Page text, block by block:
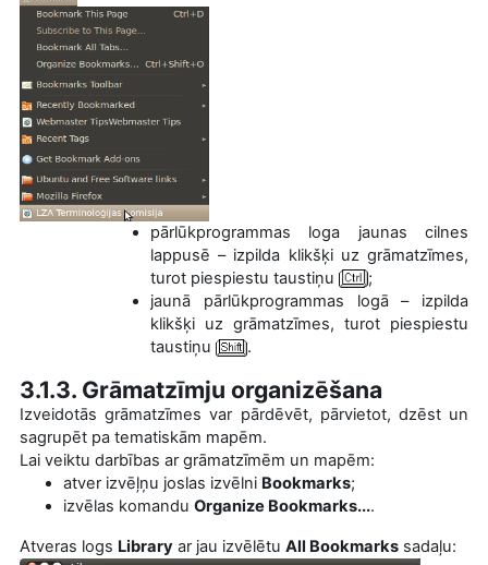
pārlūkprogrammas loga jaunas cilnes
lappusē – izpilda klikšķi uz grāmatzīmes,
turot piespiestu taustiņu
;
jaunā pārlūkprogrammas logā – izpilda
klikšķi uz grāmatzīmes, turot piespiestu
taustiņu
.
3.1.3. Grāmatzīmju organizēšana
Izveidotās grāmatzīmes var pārdēvēt, pārvietot, dzēst un
sagrupēt pa tematiskām mapēm.
Lai veiktu darbības ar grāmatzīmēm un mapēm:
atver izvēļņu joslas izvēlni Bookmarks;
izvēlas komandu Organize Bookmarks....
Atveras logs Library ar jau izvēlētu All Bookmarks sadaļu: